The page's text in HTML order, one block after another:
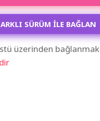
SÜRÜM İLE BAĞLAN
üzerinden